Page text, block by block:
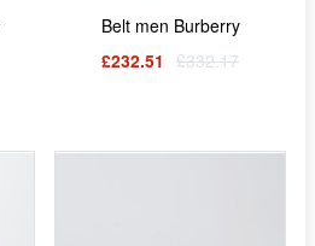
Belt men Burberry
£232.51 £332.17